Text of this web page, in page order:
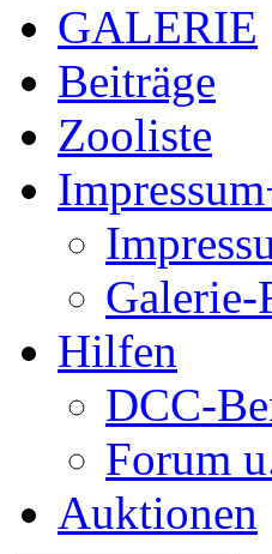
GALERIE
Beiträge
Zooliste
Galerie-
Hilfen
DCC-
Forum
Auktionen